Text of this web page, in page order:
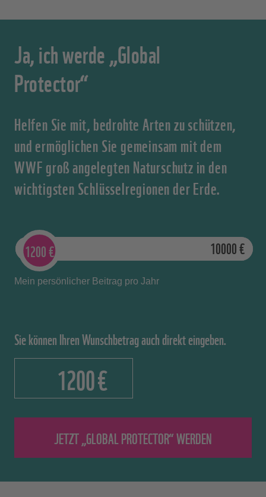
Ja, ich werde „Global
Protector“
Helfen Sie mit, bedrohte Arten zu schützen,
und ermöglichen Sie gemeinsam mit dem
WWF groß angelegten Naturschutz in den
wichtigsten Schlüsselregionen der Erde.
1200€
1000€ 10000€
Mein persönlicher Beitrag pro Jahr
Sie können Ihren Wunschbetrag auch direkt eingeben.
€